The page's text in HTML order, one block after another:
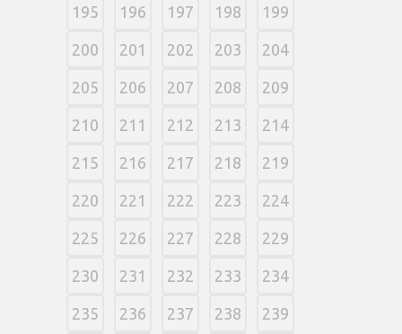
195 196 197 198 199
200 201 202 203 204
205 206 207 208 209
210 211 212 213 214
215 216 217 218 219
220 221 222 223 224
225 226 227 228 229
230 231 232 233 234
235 236 237 238 239